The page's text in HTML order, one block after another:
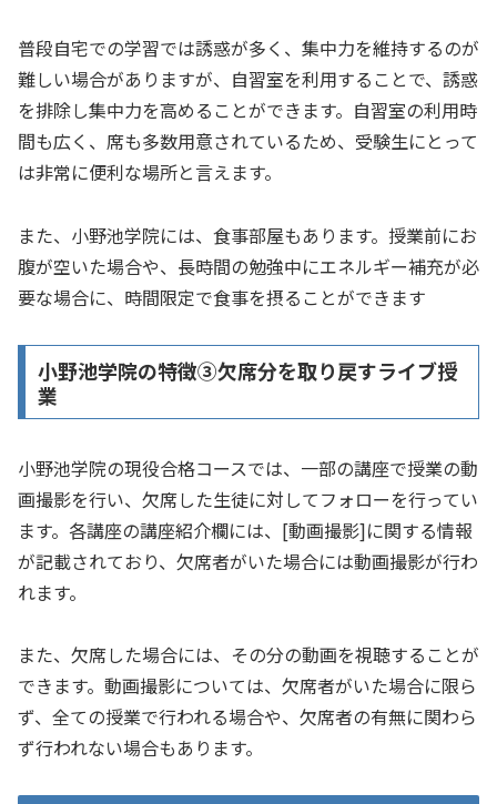
普段自宅での学習では誘惑が多く、集中力を維持するのが
難しい場合がありますが、自習室を利用することで、誘惑
を排除し集中力を高めることができます。自習室の利用時
間も広く、席も多数用意されているため、受験生にとって
は非常に便利な場所と言えます。
また、小野池学院には、食事部屋もあります。授業前にお
腹が空いた場合や、長時間の勉強中にエネルギー補充が必
要な場合に、時間限定で食事を摂ることができます
小野池学院の特徴➂欠席分を取り戻すライブ授
業
小野池学院の現役合格コースでは、一部の講座で授業の動
画撮影を行い、欠席した生徒に対してフォローを行ってい
ます。各講座の講座紹介欄には、[動画撮影]に関する情報
が記載されており、欠席者がいた場合には動画撮影が行わ
れます。
また、欠席した場合には、その分の動画を視聴することが
できます。動画撮影については、欠席者がいた場合に限ら
ず、全ての授業で行われる場合や、欠席者の有無に関わら
ず行われない場合もあります。